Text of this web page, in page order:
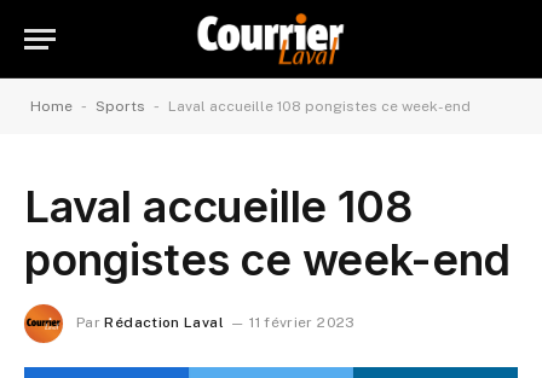
Home - Sports - Laval accueille 108 pongistes ce week-end
Laval accueille 108
pongistes ce week-end
Par Rédaction Laval 11 février 2023